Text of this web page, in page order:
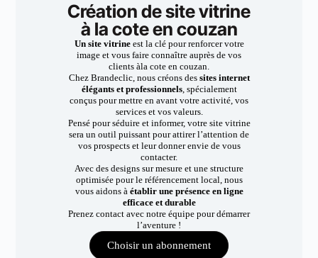
Création de site vitrine
à la cote en couzan
Un site vitrineest la clé pour renforcer votre
image et vous faire connaître auprès de vos
clients àla cote en couzan.
Chez Brandeclic, nous créons dessites internet
élégants et professionnels, spécialement
conçus pour mettre en avant votre activité, vos
services et vos valeurs.
Pensé pour séduire et informer, votre site vitrine
sera un outil puissant pour attirer l’attention de
vos prospects et leur donner envie de vous
contacter.
Avec des designs sur mesure et une structure
optimisée pour le référencement local, nous
vous aidons à établir une présence en ligne
efficace et durable
Prenez contact avec notre équipe pour démarrer
l’aventure !
Choisir un abonnement